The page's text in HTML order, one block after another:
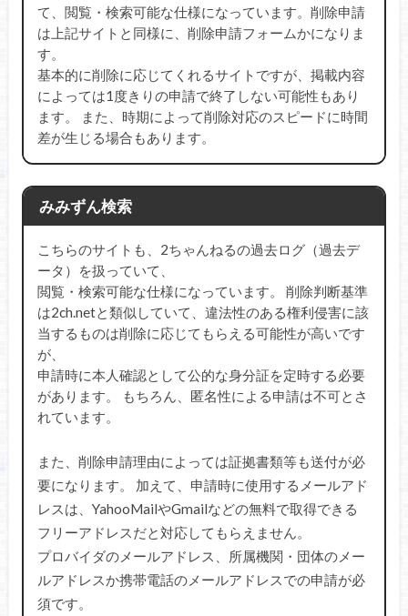
て、閲覧・検索可能な仕様になっています。削除申請
は上記サイトと同様に、削除申請フォームかになりま
す。
基本的に削除に応じてくれるサイトですが、掲載内容
によっては1度きりの申請で終了しない可能性もあり
ます。 また、時期によって削除対応のスピードに時間
差が生じる場合もあります。
みみずん検索
こちらのサイトも、2ちゃんねるの過去ログ（過去デ
ータ）を扱っていて、
閲覧・検索可能な仕様になっています。 削除判断基準
は2ch.netと類似していて、違法性のある権利侵害に該
当するものは削除に応じてもらえる可能性が高いです
が、
申請時に本人確認として公的な身分証を定時する必要
があります。 もちろん、匿名性による申請は不可とさ
れています。
また、削除申請理由によっては証拠書類等も送付が必
要になります。 加えて、申請時に使用するメールアド
レスは、YahooMailやGmailなどの無料で取得できる
フリーアドレスだと対応してもらえません。
プロバイダのメールアドレス、所属機関・団体のメー
ルアドレスか携帯電話のメールアドレスでの申請が必
須です。